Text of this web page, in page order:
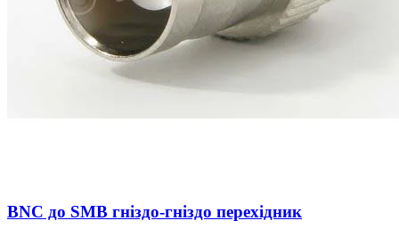
BNC до SMB гніздо-гніздо перехідник